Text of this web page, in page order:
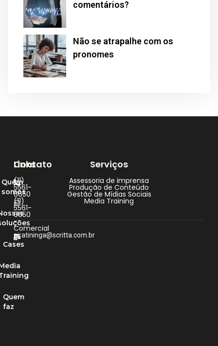
comentários?
Não se atrapalhe com os
pronomes
Contato
(11)
5561-
6650
(11)
5561-
6650
-
Comercial
piratininga@scritta.com.br
Links
Quem
somos
Cases
Quem
faz
Serviços
Assessoria de imprensa
Produção de Conteúdo
Gestão de Mídias Sociais
Media Training